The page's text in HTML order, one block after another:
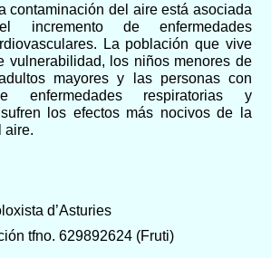
contaminación del aire está asociada
incremento de enfermedades
La población que vive
vulnerabilidad, los niños menores de
mayores y las personas con
enfermedades respiratorias y
los efectos más nocivos de la
aire.
d’Asturies
tfno. 629892624 (Fruti)